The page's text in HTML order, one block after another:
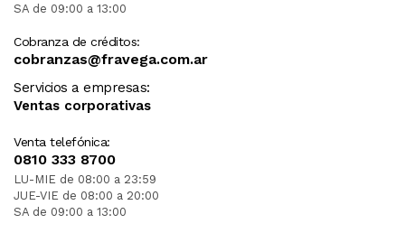
SA de 09:00 a 13:00
Cobranza de créditos:
cobranzas@fravega.com.ar
Servicios a empresas:
Ventas corporativas
Venta telefónica:
0810 333 8700
LU-MIE de 08:00 a 23:59
JUE-VIE de 08:00 a 20:00
SA de 09:00 a 13:00